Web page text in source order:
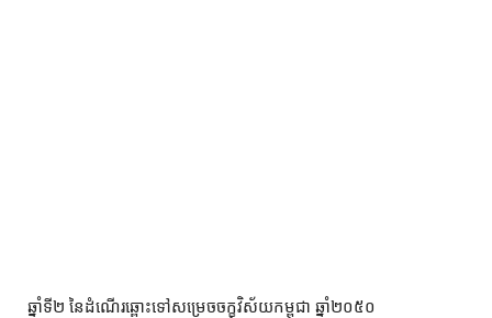
ឆ្នាំទី២ នៃដំណើរឆ្ពោះទៅសម្រេច​ចក្ខុវិស័យ​កម្ពុជា ឆ្នាំ២០៥០